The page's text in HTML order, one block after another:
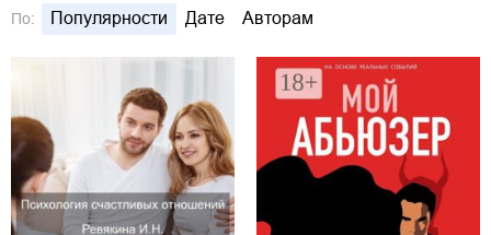
По: Популярности Дате Авторам